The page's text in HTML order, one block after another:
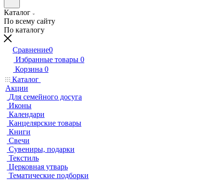
Каталог
По всему сайту
По каталогу
Сравнение0
Избранные товары 0
Корзина 0
Каталог
Акции
Для семейного досуга
Иконы
Календари
Канцелярские товары
Книги
Свечи
Сувениры, подарки
Текстиль
Церковная утварь
Тематические подборки